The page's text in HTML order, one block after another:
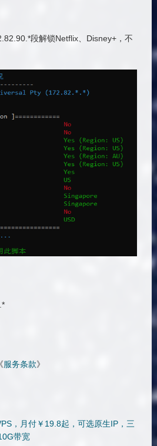
段解锁Netflix、Disney+，不
服务条款》
，月付￥19.8起，可选原生IP，三
带宽